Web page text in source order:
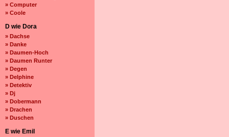
» Computer
» Coole
D wie Dora
» Dachse
» Danke
» Daumen-Hoch
» Daumen Runter
» Degen
» Delphine
» Detektiv
» Dj
» Dobermann
» Drachen
» Duschen
E wie Emil